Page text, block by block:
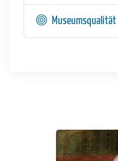
Museumsqualität